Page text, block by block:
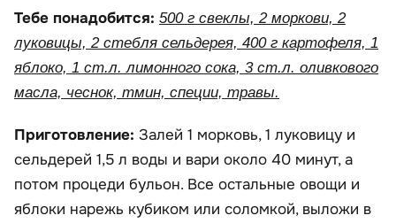
Тебе понадобится: 500 г свеклы, 2 моркови, 2
луковицы, 2 стебля сельдерея, 400 г картофеля, 1
яблоко, 1 ст.л. лимонного сока, 3 ст.л. оливкового
масла, чеснок, тмин, специи, травы.
Приготовление: Залей 1 морковь, 1 луковицу и
сельдерей 1,5 л воды и вари около 40 минут, а
потом процеди бульон. Все остальные овощи и
яблоки нарежь кубиком или соломкой, выложи в